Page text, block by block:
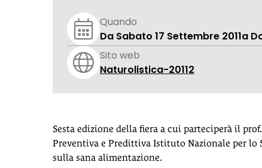
Quando
Da Sabato 17 Settembre 2011a
Sito web
Naturolistica-20112
Sesta edizione della fiera a cui parteciperà il
Preventiva e Predittiva Istituto Nazionale per
sulla sana alimentazione.